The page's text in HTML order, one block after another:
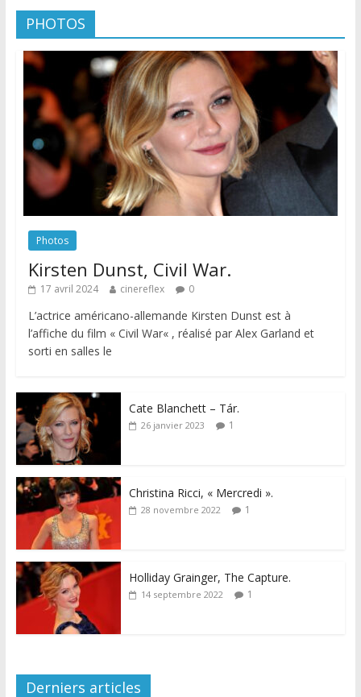
PHOTOS
Photos
Kirsten Dunst, Civil War.
17 avril 2024 cinereflex 0
L’actrice américano-allemande Kirsten Dunst est à
l’affiche du film « Civil War« , réalisé par Alex Garland et
sorti en salles le
Cate Blanchett – Tár.
26 janvier 2023 1
Christina Ricci, « Mercredi ».
28 novembre 2022 1
Holliday Grainger, The Capture.
14 septembre 2022 1
Derniers articles